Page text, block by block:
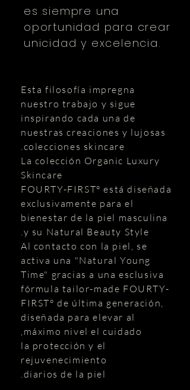
es siempre una
oportunidad para crear
unicidad y excelencia.
Esta filosofía impregna
nuestro trabajo y sigue
inspirando cada una de
nuestras creaciones y lujosas
colecciones skincare.
La colección Organic Luxury
Skincare
FOURTY-FIRST° está diseñada
exclusivamente para el
bienestar de la piel masculina
y su Natural Beauty Style.
Al contacto con la piel, se
activa una "Natural Young
Time" gracias a una esclusiva
fórmula tailor-made FOURTY-
FIRST° de última generación,
diseñada para elevar al
máximo nivel el cuidado,
la protección y el
rejuvenecimiento
diarios de la piel.